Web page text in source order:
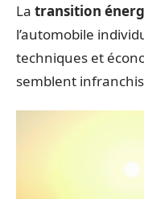
La transition
l’automobile
techniques et
semblent